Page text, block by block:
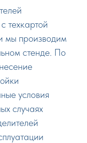
техкартой
мы производим
стенде. По
условия
случаях